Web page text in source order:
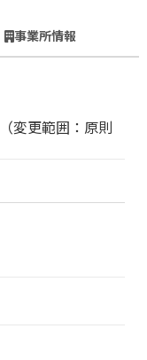
事業所情報
更範囲：原則